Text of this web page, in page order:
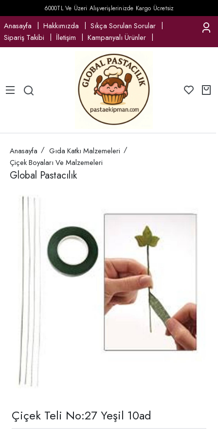
6000TL Ve Üzeri Alışverişlerinizde Kargo Ücretsiz
Anasayfa Hakkımızda
Sıkça Sorulan Sorular
Sipariş Takibi
İletişim Kampanyalı Ürünler
Anasayfa
Gıda Katkı Malzemeleri
Çiçek Boyaları Ve Malzemeleri
Global Pastacılık
Çiçek Teli No:27 Yeşil 10ad